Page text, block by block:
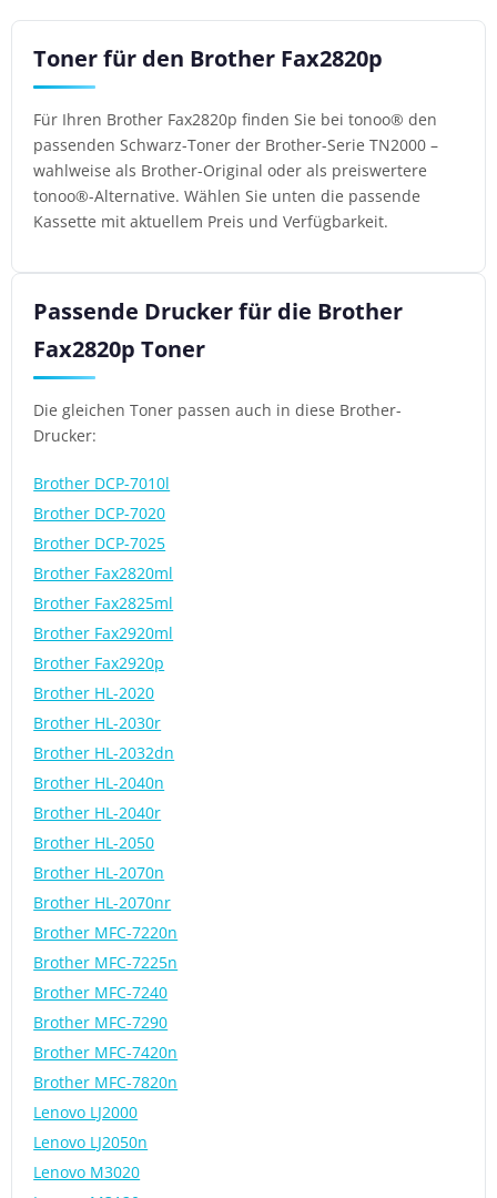
Toner für den Brother Fax2820p
Für Ihren Brother Fax2820p finden Sie bei tonoo® den
passenden Schwarz-Toner der Brother-Serie TN2000 –
wahlweise als Brother-Original oder als preiswertere
tonoo®-Alternative. Wählen Sie unten die passende
Kassette mit aktuellem Preis und Verfügbarkeit.
Passende Drucker für die Brother
Fax2820p Toner
Die gleichen Toner passen auch in diese Brother-
Drucker:
Brother DCP-7010l
Brother DCP-7020
Brother DCP-7025
Brother Fax2820ml
Brother Fax2825ml
Brother Fax2920ml
Brother Fax2920p
Brother HL-2020
Brother HL-2030r
Brother HL-2032dn
Brother HL-2040n
Brother HL-2040r
Brother HL-2050
Brother HL-2070n
Brother HL-2070nr
Brother MFC-7220n
Brother MFC-7225n
Brother MFC-7240
Brother MFC-7290
Brother MFC-7420n
Brother MFC-7820n
Lenovo LJ2000
Lenovo LJ2050n
Lenovo M3020